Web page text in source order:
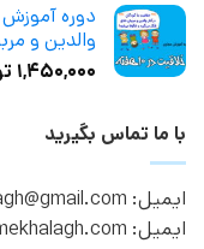
والدین و
۱,۴۵۰,۰۰۰
با ما تماس بگیرید
ایمیل: moalemekhalagh@gmail.com
ایمیل: info@moalemekhalagh.com